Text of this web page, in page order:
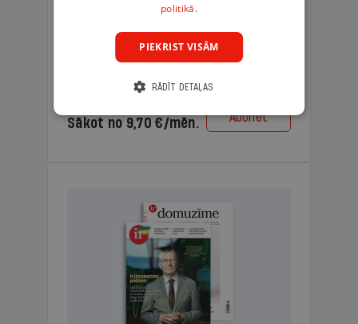
Ģimenes komplekts – aizraujošs
lasāmžurnāls bērniem un analītiska
lasāmviela vecākiem.
Sākot no 9,70 €/mēn. Abonēt
politikā.
PIEKRIST VISĀM
RĀDĪT DETAĻAS